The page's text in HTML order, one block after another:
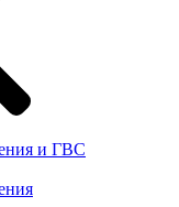
и ГВС